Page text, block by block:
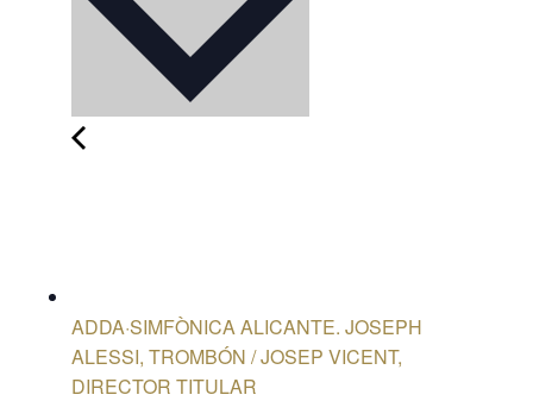
ADDA·SIMFÒNICA ALICANTE. JOSEPH
ALESSI, TROMBÓN / JOSEP VICENT,
DIRECTOR TITULAR